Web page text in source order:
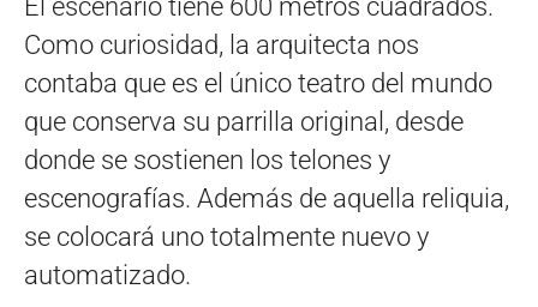
El escenario tiene 600 metros cuadrados.
Como curiosidad, la arquitecta nos
contaba que es el único teatro del mundo
que conserva su parrilla original, desde
donde se sostienen los telones y
escenografías. Además de aquella reliquia,
se colocará uno totalmente nuevo y
automatizado.